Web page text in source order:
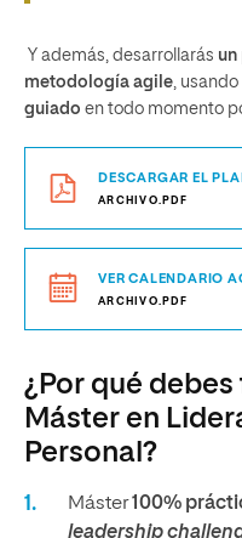
Y además, desarrollarás un
metodología agile,
guiado en todo momento
DESCARGAR EL
ARCHIVO.PDF
VER CALENDARIO
ARCHIVO.PDF
¿Por qué
Máster en
Personal?
Máster100%
leadership